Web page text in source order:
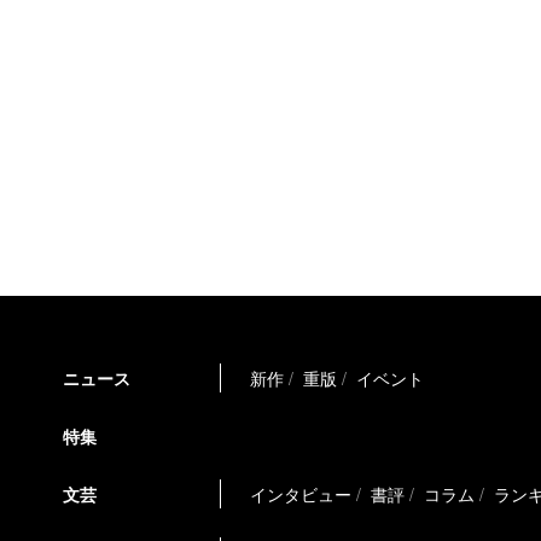
ニュース 新作 重版 イベント
特集
文芸 インタビュー 書評 コラム ラン